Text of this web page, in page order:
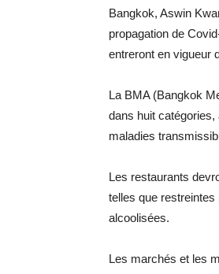
Bangkok, Aswin
propagation de
entreront en vigueur
La BMA (Bangkok
dans huit
maladies
Les restaurants
telles que restreintes
alcoolisées.
Les marchés et les